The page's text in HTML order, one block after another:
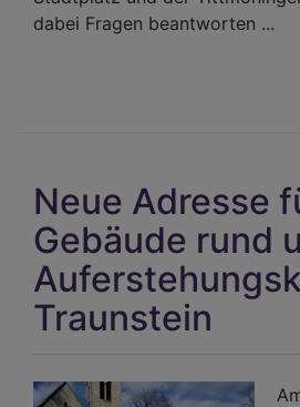
dabei Fragen beantworten ...
Neue Adresse
Gebäude rund
Traunstein